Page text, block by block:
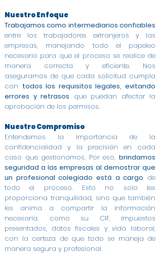
Nuestro Enfoque
Trabajamos como intermediarios confiables
entre los trabajadores extranjeros y las
empresas, manejando todo el papeleo
necesario para que el proceso se realice de
manera correcta y eficiente. Nos
aseguramos de que cada solicitud cumpla
con todos los requisitos legales, evitando
errores y retrasos que puedan afectar la
aprobación de los permisos.
Nuestro Compromiso
Entendemos la importancia de la
confidencialidad y la precisión en cada
caso que gestionamos. Por eso, brindamos
seguridad a las empresas al demostrar que
un profesional colegiado está a cargo de
todo el proceso. Esto no solo les
proporciona tranquilidad, sino que también
les anima a compartir la información
necesaria, como su CIF, impuestos
presentados, datos fiscales y vida laboral,
con la certeza de que todo se maneja de
manera segura y profesional.